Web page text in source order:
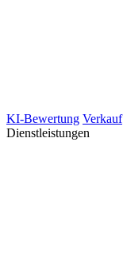
KI-Bewertung Verkauf
Dienstleistungen